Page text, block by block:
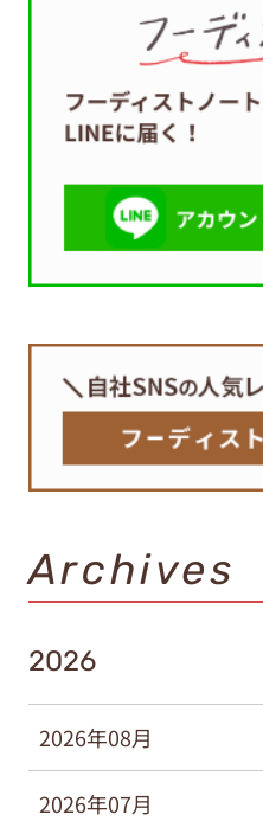
Archives
2026
2026年08月
2026年07月